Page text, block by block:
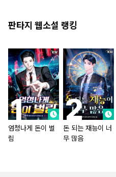
판타지 웹소설 랭킹
엄청나게 돈이 벌
림
돈 되는 재능이 너
무 많음